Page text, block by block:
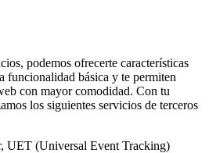
podemos ofrecerte características
funcionalidad básica y te permiten
con mayor comodidad. Con tu
los siguientes servicios de terceros
UET (Universal Event Tracking)